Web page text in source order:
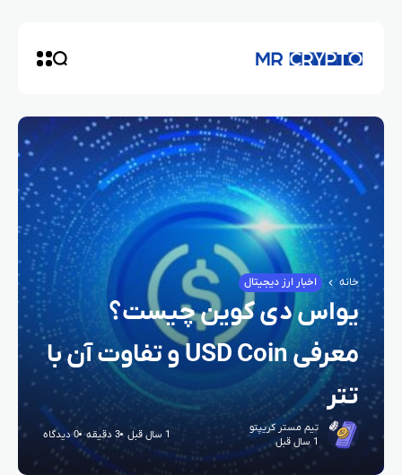
خانه اخبار ارز دیجیتال
یواس‌ دی کوین چیست؟
معرفی USD Coin و تفاوت آن با
تتر
تیم مستر کریپتو
1 سال قبل
1 سال قبل 3 دقیقه 0 دیدگاه